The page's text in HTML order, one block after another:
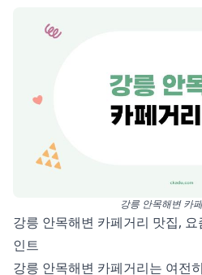
강릉 안목해변 카
강릉 안목해변 카페거리 맛집,
인트
강릉 안목해변 카페거리는 여전